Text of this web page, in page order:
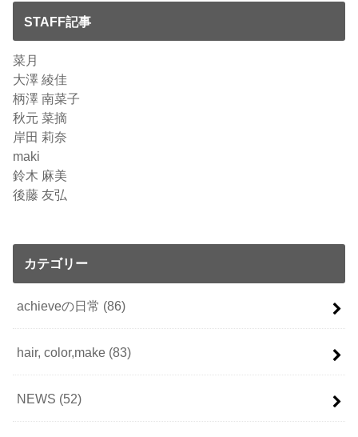
STAFF記事
菜月
大澤 綾佳
柄澤 南菜子
秋元 菜摘
岸田 莉奈
maki
鈴木 麻美
後藤 友弘
カテゴリー
achieveの日常 (86)
hair, color,make (83)
NEWS (52)